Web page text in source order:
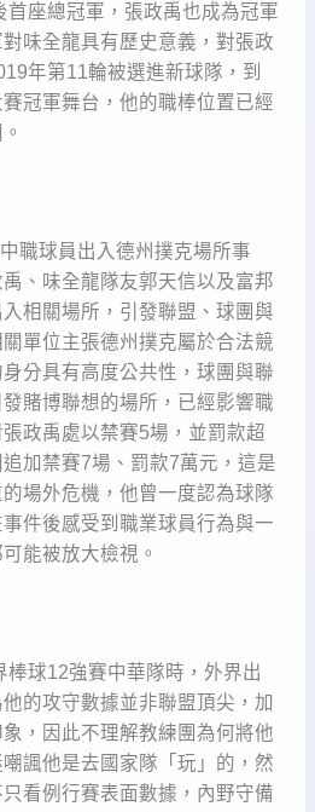
首座總冠軍，張政禹也成為冠軍
味全龍具有歷史意義，對張政
年第11輪被選進新球隊，到
冠軍舞台，他的職棒位置已經
職球員出入德州撲克場所事
、味全龍隊友郭天信以及富邦
相關場所，引發聯盟、球團與
單位主張德州撲克屬於合法競
分具有高度公共性，球團與聯
賭博聯想的場所，已經影響職
政禹處以禁賽5場，並罰款超
加禁賽7場、罰款7萬元，這是
場外危機，他曾一度認為球隊
件後感受到職業球員行為與一
能被放大檢視。
棒球12強賽中華隊時，外界出
的攻守數據並非聯盟頂尖，加
象，因此不理解教練團為何將他
諷他是去國家隊「玩」的，然
看例行賽表面數據，內野守備